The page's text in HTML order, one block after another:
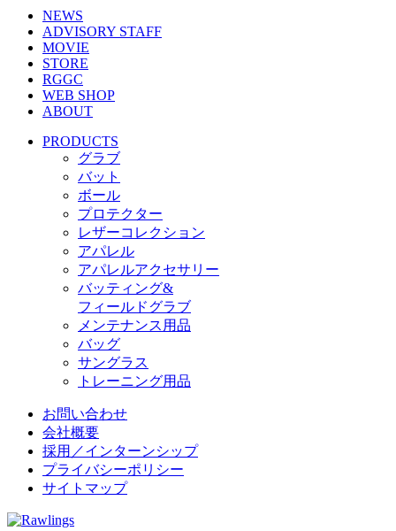
NEWS
ADVISORY STAFF
MOVIE
STORE
RGGC
WEB SHOP
ABOUT
PRODUCTS
グラブ
バット
ボール
プロテクター
レザーコレクション
アパレル
アパレルアクセサリー
バッティング&
フィールドグラブ
メンテナンス用品
バッグ
サングラス
トレーニング用品
お問い合わせ
会社概要
採用／インターンシップ
プライバシーポリシー
サイトマップ